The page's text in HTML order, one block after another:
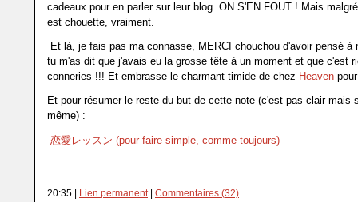
cadeaux pour en parler sur leur blog. ON S'EN FOUT ! Mais
est chouette, vraiment.
Et là, je fais pas ma connasse, MERCI chouchou d'avoir pensé à
tu m'as dit que j'avais eu la grosse tête à un moment et que c'est
conneries !!! Et embrasse le charmant timide de chez Heaven
Et pour résumer le reste du but de cette note (c'est pas clair mais
même) :
恋愛レッスン (pour faire simple, comme toujours)
20:35 | Lien permanent| Commentaires (32)